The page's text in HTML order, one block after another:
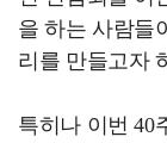
을 하는 사람들
리를 만들고자
특히나 이번 40